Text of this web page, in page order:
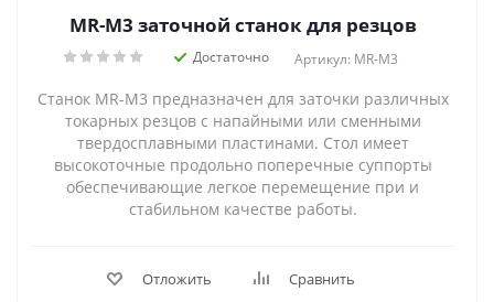
MR-M3 заточной станок для резцов
Достаточно Артикул: MR-M3
Станок MR-M3 предназначен для заточки различных
токарных резцов с напайными или сменными
твердосплавными пластинами. Стол имеет
высокоточные продольно поперечные суппорты
обеспечивающие легкое перемещение при и
стабильном качестве работы.
Отложить Сравнить